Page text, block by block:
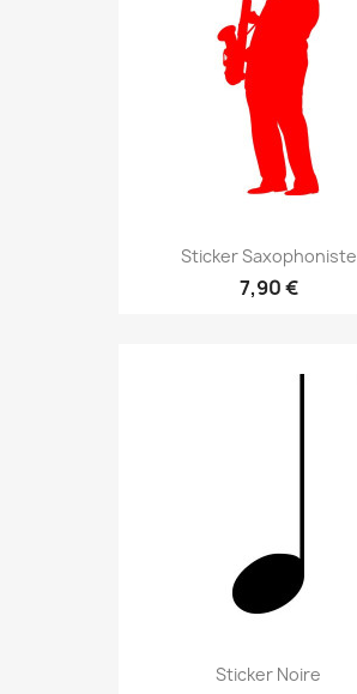
Sticker Saxophoniste
7,90 €
Sticker Noire